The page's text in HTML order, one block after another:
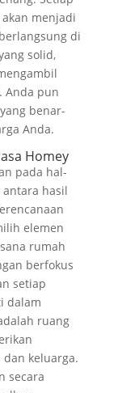
menjadi
di
solid,
Anda pun
benar-
Anda.
Homey
pada hal-
hasil
elemen
rumah
berfokus
setiap
dalam
ruang
keluarga.
secara